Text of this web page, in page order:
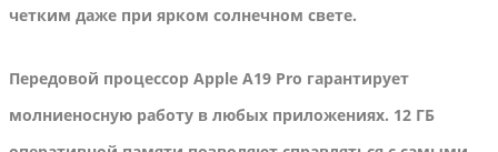
четким даже при ярком солнечном свете.
Передовой процессор Apple A19 Pro гарантирует
молниеносную работу в любых приложениях. 12 ГБ